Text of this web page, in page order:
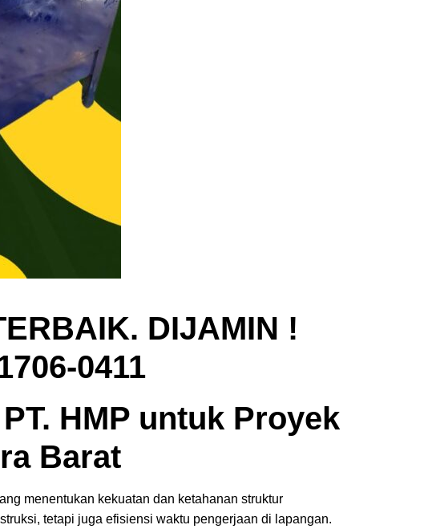
DIJAMIN !
0411
HMP untuk Proyek
Barat
menentukan kekuatan dan ketahanan struktur
tetapi juga efisiensi waktu pengerjaan di lapangan.